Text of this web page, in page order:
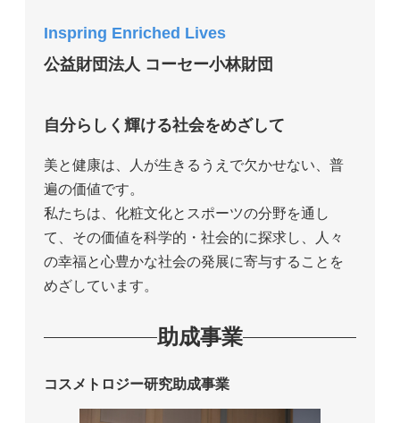
Inspring Enriched Lives
公益財団法人 コーセー小林財団
自分らしく輝ける社会をめざして
美と健康は、人が生きるうえで欠かせない、普
遍の価値です。
私たちは、化粧文化とスポーツの分野を通し
て、その価値を科学的・社会的に探求し、人々
の幸福と心豊かな社会の発展に寄与することを
めざしています。
助成事業
コスメトロジー研究助成事業